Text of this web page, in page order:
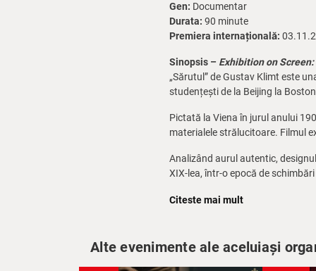
Gen: Documentar
Durata: 90 minute
Premiera internațională:
Sinopsis – Exhibition on
„Sărutul” de Gustav Klimt este
studențești de la Beijing la
Pictată la Viena în jurul anului
materialele strălucitoare. Filmul
Analizând aurul autentic,
XIX-lea, într-o epocă de
Descoperiți viața scandaloasă
Citeste mai mult
Alte evenimente ale aceluiași